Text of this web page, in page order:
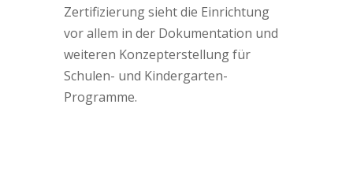
Zertifizierung sieht die Einrichtung
vor allem in der Dokumentation und
weiteren Konzepterstellung für
Schulen- und Kindergarten-
Programme.